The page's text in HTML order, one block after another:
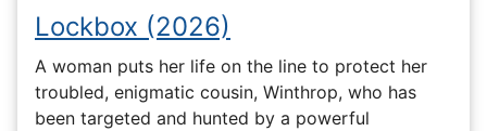
Lockbox (2026)
A woman puts her life on the line to protect her
troubled, enigmatic cousin, Winthrop, who has
been targeted and hunted by a powerful